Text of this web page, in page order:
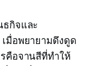
กิจและ
มื่อพยายามดึงดูด
คือจานสีที่ทำให้